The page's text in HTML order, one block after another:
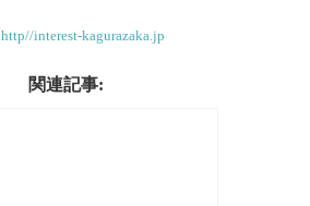
http//interest-kagurazaka.jp
関連記事: